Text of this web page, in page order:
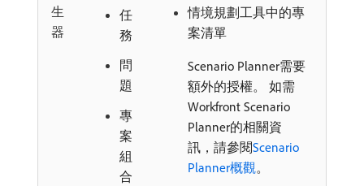
生
器
任
務
問
題
專
案
組
合
情境規劃工具中的專
案清單
Scenario Planner需要
額外的授權。 如需
Workfront Scenario
Planner的相關資
訊，請參閱Scenario
Planner概觀。